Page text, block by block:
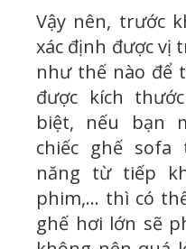
Vậy nên, trước
xác định được vị
như thế nào để
được kích
biệt, nếu bạn
chiếc ghế
năng từ tiếp
phim,… thì có
ghế hơi lớn sẽ